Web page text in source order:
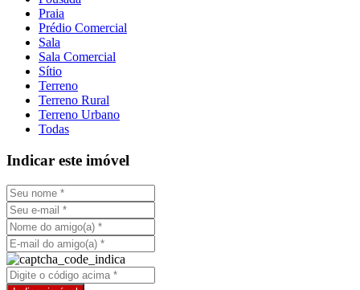
Praia
Prédio Comercial
Sala
Sala Comercial
Sítio
Terreno
Terreno Rural
Terreno Urbano
Todas
Indicar este imóvel